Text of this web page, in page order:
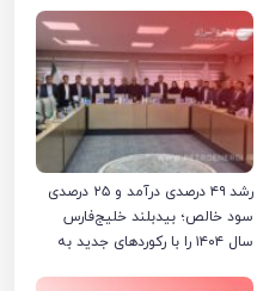
رشد ۴۹ درصدی درآمد و ۲۵ درصدی
سود خالص؛ بیدبلند خلیج‌فارس
سال ۱۴۰۴ را با رکوردهای جدید به